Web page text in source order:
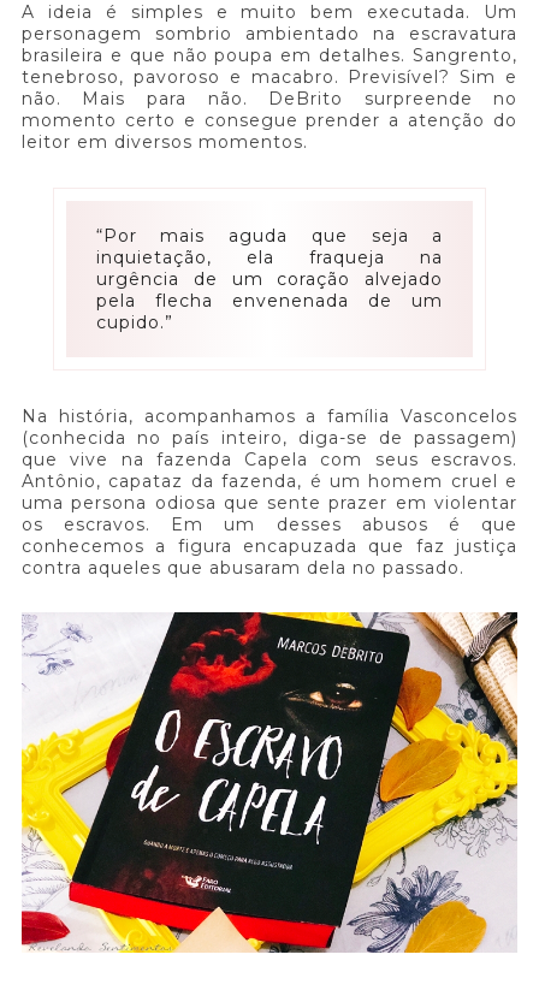
A ideia é simples e muito bem executada. Um
personagem sombrio ambientado na escravatura
brasileira e que não poupa em detalhes. Sangrento,
tenebroso, pavoroso e macabro. Previsível? Sim e
não. Mais para não. DeBrito surpreende no
momento certo e consegue prender a atenção do
leitor em diversos momentos.
“Por mais aguda que seja a
inquietação, ela fraqueja na
urgência de um coração alvejado
pela flecha envenenada de um
cupido.”
Na história, acompanhamos a família Vasconcelos
(conhecida no país inteiro, diga-se de passagem)
que vive na fazenda Capela com seus escravos.
Antônio, capataz da fazenda, é um homem cruel e
uma persona odiosa que sente prazer em violentar
os escravos. Em um desses abusos é que
conhecemos a figura encapuzada que faz justiça
contra aqueles que abusaram dela no passado.